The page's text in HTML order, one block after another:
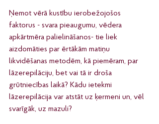
Ņemot vērā kustību ierobežojošos
faktorus - svara pieaugumu, vēdera
apkārtmēra palielināšanos- tie liek
aizdomāties par ērtākām matiņu
likvidēšanas metodēm, kā piemēram, par
lāzerepilāciju, bet vai tā ir droša
grūtniecības laikā? Kādu ietekmi
lāzerepilācija var atstāt uz ķermeni un, vēl
svarīgāk, uz mazuli?